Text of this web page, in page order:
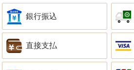
銀行振込
直接支払